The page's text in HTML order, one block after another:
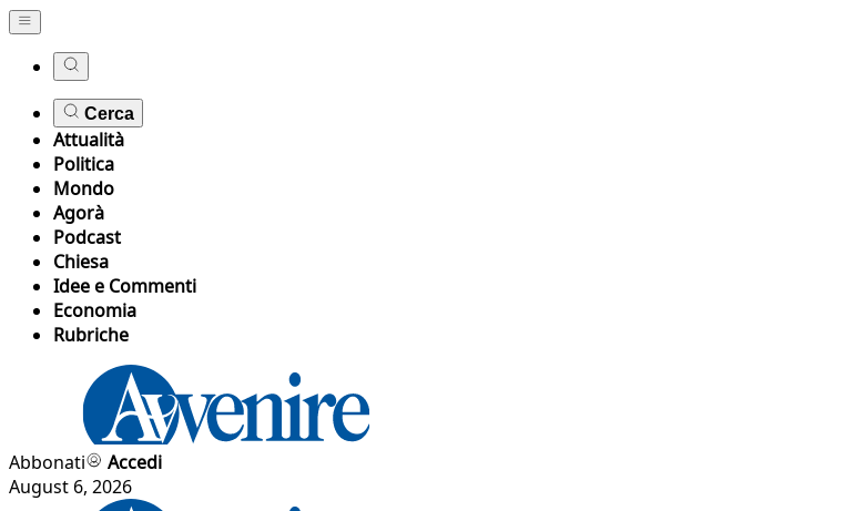
Cerca
Attualità
Politica
Mondo
Agorà
Podcast
Chiesa
Idee e Commenti
Economia
Rubriche
Abbonati
Accedi
August 6, 2026